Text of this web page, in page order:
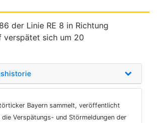
der Linie RE 8 in Richtung
verspätet sich um 20
Bayern sammelt, veröffentlicht
Verspätungs- und Störmeldungen der